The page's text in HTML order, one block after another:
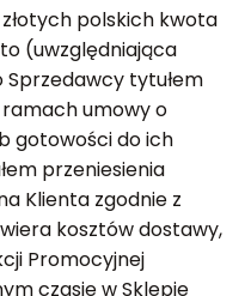
polskich kwota
(uwzględniająca
tytułem
ramach umowy o
gotowości do ich
przeniesienia
Klienta zgodnie z
kosztów dostawy,
Promocyjnej
czasie w Sklepie